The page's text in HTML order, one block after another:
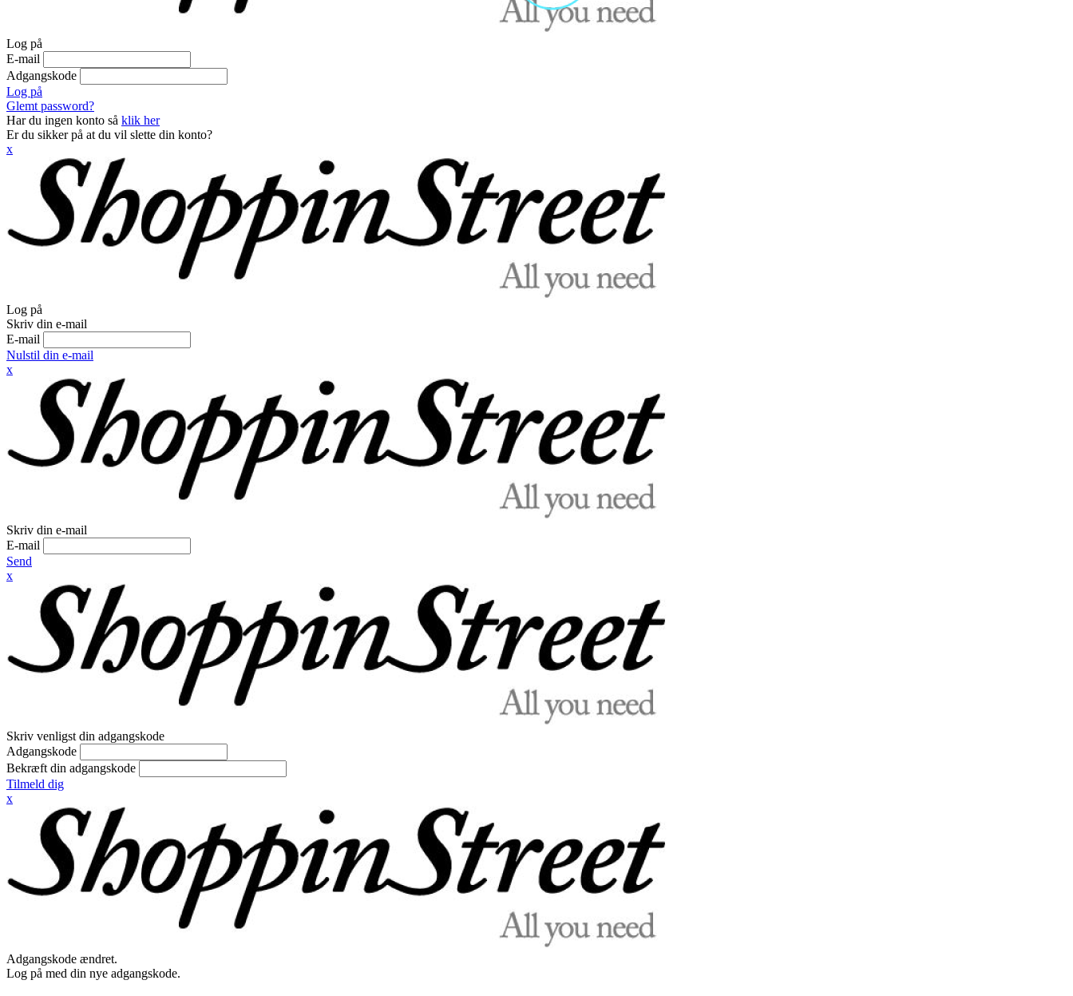
Log på
E-mail
Adgangskode
Log på
Glemt password?
Har du ingen konto så klik her
Er du sikker på at du vil slette din konto?
x
Log på
Skriv din e-mail
E-mail
Nulstil din e-mail
x
Skriv din e-mail
E-mail
Send
x
Skriv venligst din adgangskode
Adgangskode
Bekræft din adgangskode
Tilmeld dig
x
Adgangskode ændret.
Log på med din nye adgangskode.